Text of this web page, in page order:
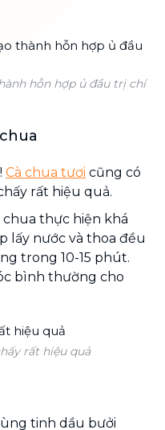
hỗn hợp ủ đầu trị chí
Cà chua tươi cũng có
rất hiệu quả.
chua thực hiện khá
lấy nước và thoa đều
trong 10-15 phút.
bình thường cho
rất hiệu quả
tinh dầu bưởi